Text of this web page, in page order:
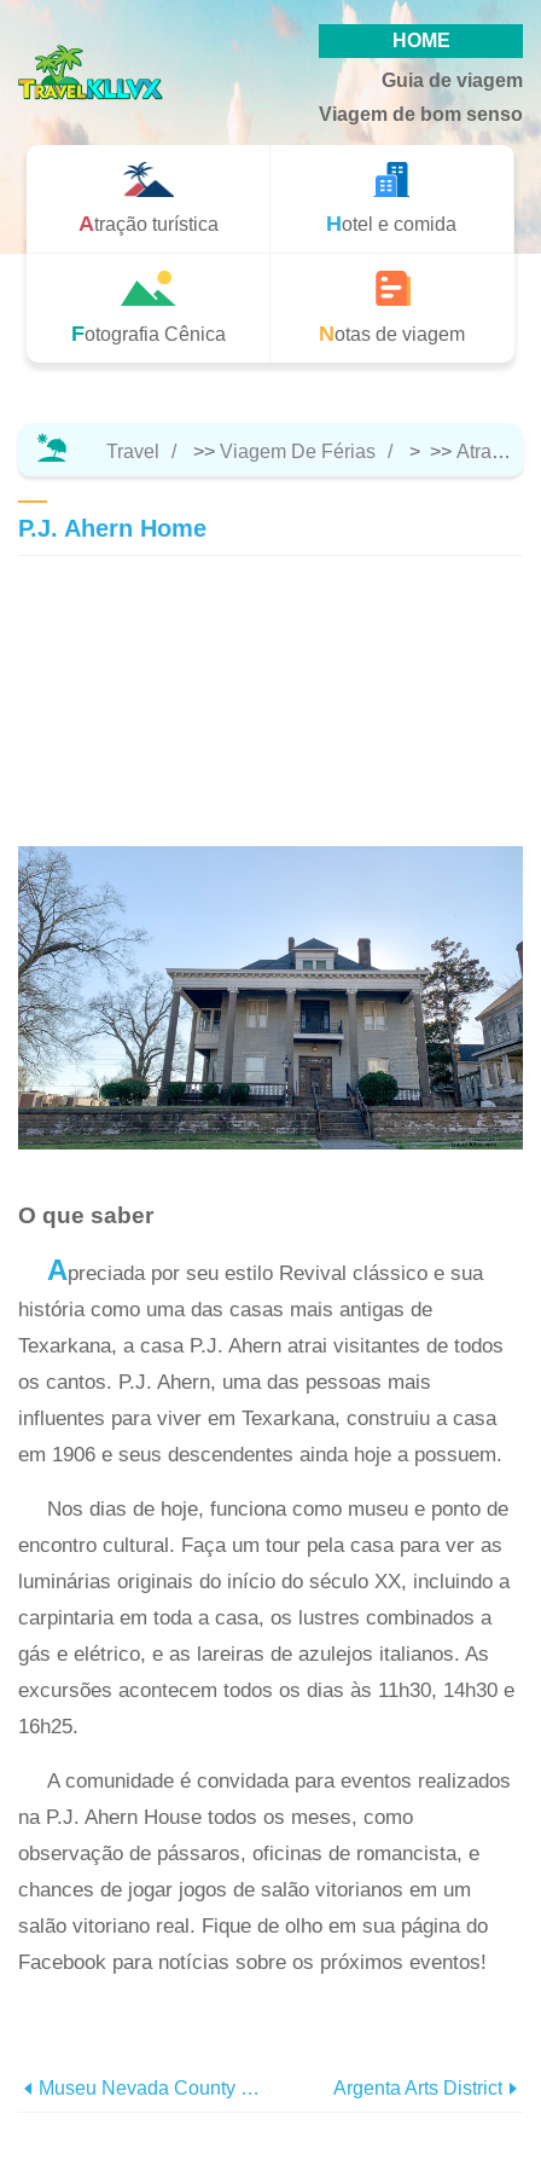
HOME
Guia de viagem
Viagem de bom senso
Atração turística Hotel e comida
Fotografia Cênica Notas de viagem
Travel >> Viagem De Férias > >> Atração Turística
P.J. Ahern Home
O que saber
Apreciada por seu estilo Revival clássico e sua
história como uma das casas mais antigas de
Texarkana, a casa P.J. Ahern atrai visitantes de todos
os cantos. P.J. Ahern, uma das pessoas mais
influentes para viver em Texarkana, construiu a casa
em 1906 e seus descendentes ainda hoje a possuem.
Nos dias de hoje, funciona como museu e ponto de
encontro cultural. Faça um tour pela casa para ver as
luminárias originais do início do século XX, incluindo a
carpintaria em toda a casa, os lustres combinados a
gás e elétrico, e as lareiras de azulejos italianos. As
excursões acontecem todos os dias às 11h30, 14h30 e
16h25.
A comunidade é convidada para eventos realizados
na P.J. Ahern House todos os meses, como
observação de pássaros, oficinas de romancista, e
chances de jogar jogos de salão vitorianos em um
salão vitoriano real. Fique de olho em sua página do
Facebook para notícias sobre os próximos eventos!
Museu Nevada County Depot Argenta Arts District